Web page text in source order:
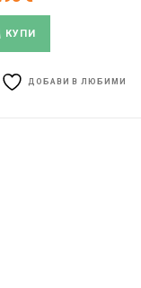
КУПИ
ДОБАВИ В ЛЮБИМИ